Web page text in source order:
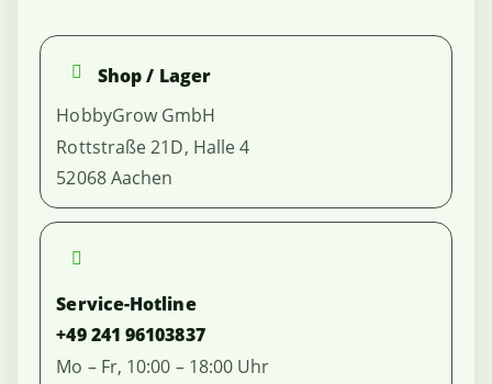
Shop / Lager
HobbyGrow GmbH
Rottstraße 21D, Halle 4
52068 Aachen
Service-Hotline
+49 241 96103837
Mo – Fr, 10:00 – 18:00 Uhr